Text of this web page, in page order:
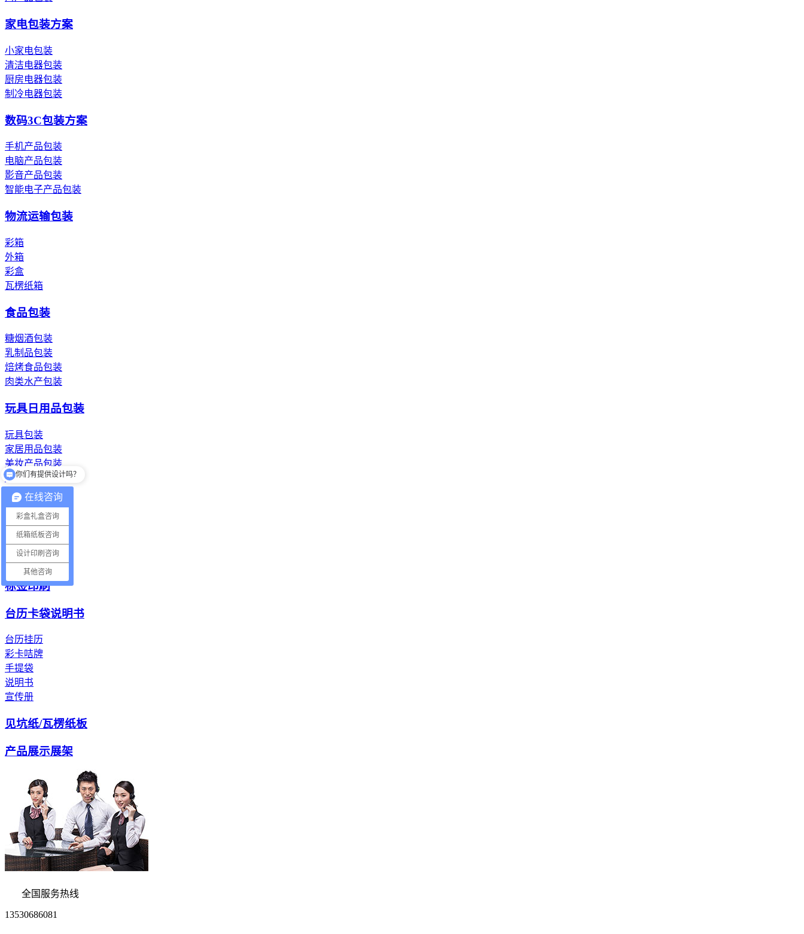
家电包装方案
小家电包装
清洁电器包装
厨房电器包装
制冷电器包装
数码3C包装方案
手机产品包装
电脑产品包装
影音产品包装
智能电子产品包装
物流运输包装
彩箱
外箱
彩盒
瓦楞纸箱
食品包装
糖烟酒包装
乳制品包装
焙烤食品包装
肉类水产包装
玩具日用品包装
玩具包装
家居用品包装
美妆产品包装
洗漱用品包装
纸浆模塑纸托
餐具纸托
电子产品纸托
电器包装纸托
标签印刷
台历卡袋说明书
台历挂历
彩卡咭牌
手提袋
说明书
宣传册
见坑纸/瓦楞纸板
产品展示展架
全国服务热线
13530686081
在线咨询
彩盒礼盒咨询
纸箱纸板咨询
设计印刷咨询
其他咨询
你们有提供设计吗？
你们一般多少件起订？